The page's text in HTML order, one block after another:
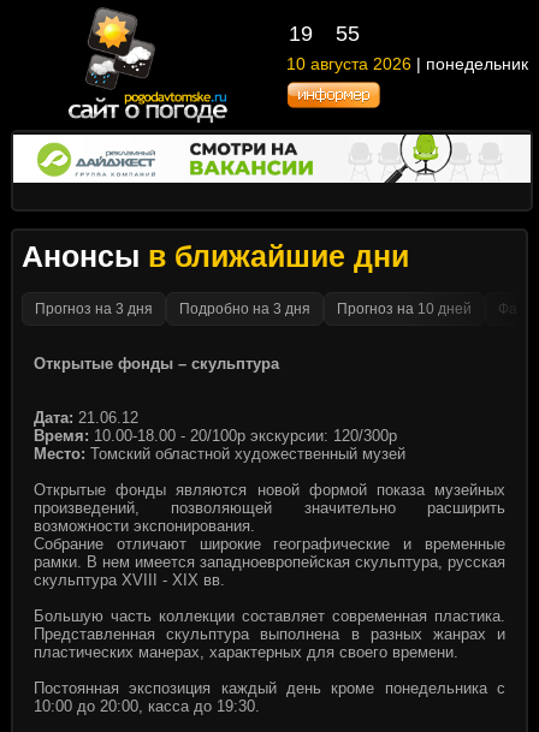
19 55
10 августа 2026 | понедельник
Анонсы в ближайшие дни
Прогноз на 3 дня Подробно на 3 дня Прогноз на 10 дней
Открытые фонды – скульптура
Дата: 21.06.12
Время: 10.00-18.00 - 20/100р экскурсии: 120/300р
Место: Томский областной художественный музей
Открытые фонды являются новой формой показа музейных
произведений, позволяющей значительно расширить
возможности экспонирования.
Собрание отличают широкие географические и временные
рамки. В нем имеется западноевропейская скульптура, русская
скульптура XVIII - XIX вв.
Большую часть коллекции составляет современная пластика.
Представленная скульптура выполнена в разных жанрах и
пластических манерах, характерных для своего времени.
Постоянная экспозиция каждый день кроме понедельника с
10:00 до 20:00, касса до 19:30.